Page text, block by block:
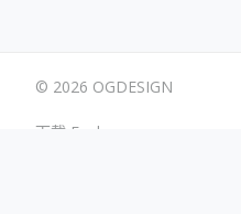
© 2026 OGDESIGN
下載 Eagle